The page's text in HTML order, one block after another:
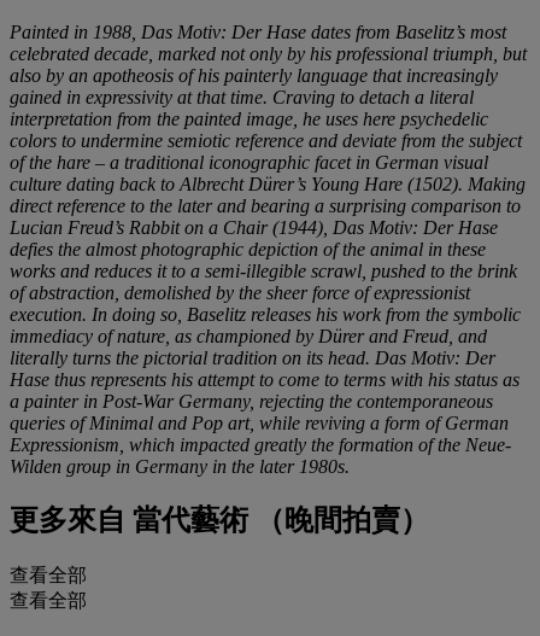
Painted in 1988, Das Motiv: Der Hase dates from Baselitz’s most
celebrated decade, marked not only by his professional triumph, but
also by an apotheosis of his painterly language that increasingly
gained in expressivity at that time. Craving to detach a literal
interpretation from the painted image, he uses here psychedelic
colors to undermine semiotic reference and deviate from the subject
of the hare – a traditional iconographic facet in German visual
culture dating back to Albrecht Dürer’s Young Hare (1502). Making
direct reference to the later and bearing a surprising comparison to
Lucian Freud’s Rabbit on a Chair (1944), Das Motiv: Der Hase
defies the almost photographic depiction of the animal in these
works and reduces it to a semi-illegible scrawl, pushed to the brink
of abstraction, demolished by the sheer force of expressionist
execution. In doing so, Baselitz releases his work from the symbolic
immediacy of nature, as championed by Dürer and Freud, and
literally turns the pictorial tradition on its head. Das Motiv: Der
Hase thus represents his attempt to come to terms with his status as
a painter in Post-War Germany, rejecting the contemporaneous
queries of Minimal and Pop art, while reviving a form of German
Expressionism, which impacted greatly the formation of the Neue-
Wilden group in Germany in the later 1980s.
更多來自 當代藝術 （晚間拍賣）
查看全部
查看全部